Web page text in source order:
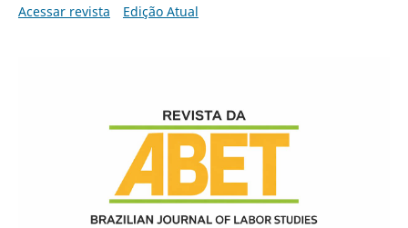
Acessar revista Edição Atual